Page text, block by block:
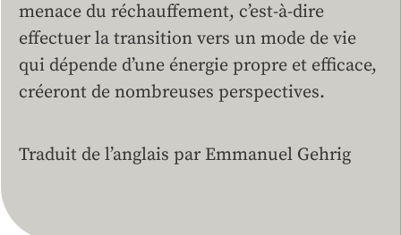
menace du réchauffement, c’est-à-dire
effectuer la transition vers un mode de vie
qui dépende d’une énergie propre et efficace,
créeront de nombreuses perspectives.
Traduit de l’anglais par Emmanuel Gehrig